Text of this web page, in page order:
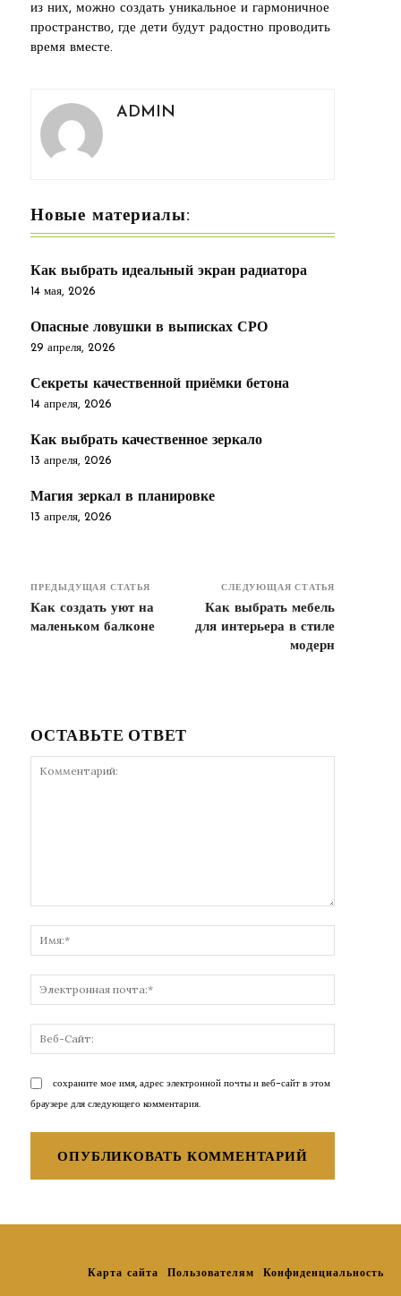
из них, можно создать уникальное и гармоничное
пространство, где дети будут радостно проводить
время вместе.
ADMIN
Новые материалы:
Как выбрать идеальный экран радиатора
14 мая, 2026
Опасные ловушки в выписках СРО
29 апреля, 2026
Секреты качественной приёмки бетона
14 апреля, 2026
Как выбрать качественное зеркало
13 апреля, 2026
Магия зеркал в планировке
13 апреля, 2026
ПРЕДЫДУЩАЯ СТАТЬЯ
Как создать уют на
маленьком балконе
СЛЕДУЮЩАЯ СТАТЬЯ
Как выбрать мебель
для интерьера в стиле
модерн
ОСТАВЬТЕ ОТВЕТ
почта:*
Сайт:
сохраните мое имя, адрес электронной почты и веб-сайт в этом
браузере для следующего комментария.
Карта сайта Пользователям Конфиденциальность